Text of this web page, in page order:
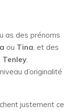
as des prénoms
ou Tina , et des
Tenley
d’originalité
justement ce